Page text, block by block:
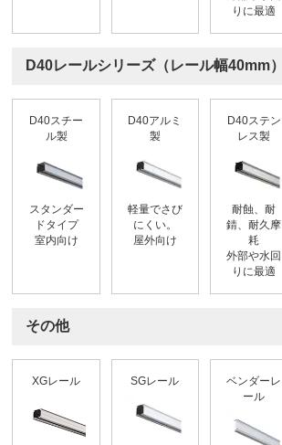
りに最適
D40レールシリーズ（レール幅40mm）
D40スチー
ル製
スタンダー
ドタイプ
室内向け
D40アルミ
製
軽量でさび
にくい。
屋外向け
D40ステン
レス製
耐蝕、耐
錆、耐久摩
耗
外部や水回
りに最適
その他
XGレール SGレール
ベンダーレ
ール